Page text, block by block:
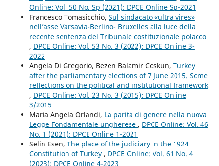
Online: Vol. 50 No. Sp (2021): DPCE Online Sp-2021
Francesco Tomasicchio, Sul sindacato «ultra vires»
nell’asse Varsavia-Berlino- Bruxelles alla luce della
recente sentenza del Tribunale costituzionale polacco
, DPCE Online: Vol. 53 No. 3 (2022): DPCE Online 3-
2022
Angela Di Gregorio, Bezen Balamir Coskun, Turkey
after the parliamentary elections of 7 June 2015. Some
reflections on the political and institutional framework
, DPCE Online: Vol. 23 No. 3 (2015): DPCE Online
3/2015
Maria Angela Orlandi, La parità di genere nella nuova
Legge Fondamentale ungherese , DPCE Online: Vol. 46
No. 1 (2021): DPCE Online 1-2021
Selin Esen, The place of the judiciary in the 1924
Constitution of Turkey , DPCE Online: Vol. 61 No. 4
(2023): DPCE Online 4-2023